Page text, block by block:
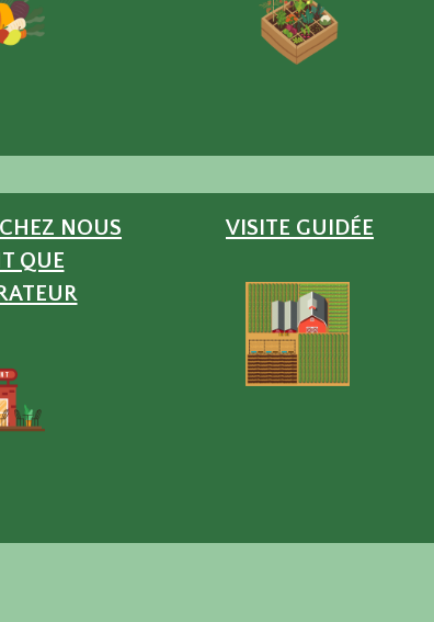
NOUS
QUE
VISITE GUIDÉE